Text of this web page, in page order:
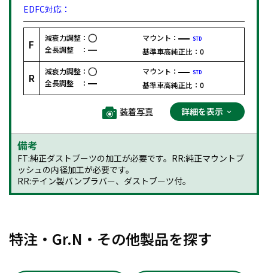
EDFC対応：
F
減衰力調整：
全長調整 ：
マウント： STD
基準車高純正比： 0
R
減衰力調整：
全長調整 ：
マウント： STD
基準車高純正比： 0
装着写真 詳細を表示
備考
FT:純正ダストブーツの加工が必要です。RR:純正マウントブ
ッシュの内径加工が必要です。
RR:テイン製バンプラバー、ダストブーツ付。
特注・Gr.N・その他製品を探す